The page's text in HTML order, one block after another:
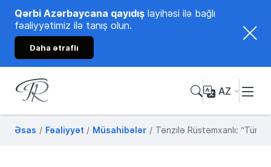
Qərbi Azərbaycana qayıdış layihəsi ilə bağlı
fəaliyyətimiz ilə tanış olun.
Daha ətraflı
Tənzilə Rüstəmxanlı
AZ
Əsas Fəaliyyət Müsahibələr Tənzilə Rüstəmxanlı: